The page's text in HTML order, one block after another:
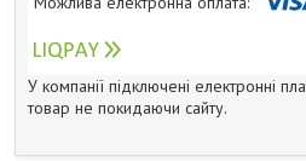
У компанії підключені електронні
товар не покидаючи сайту.